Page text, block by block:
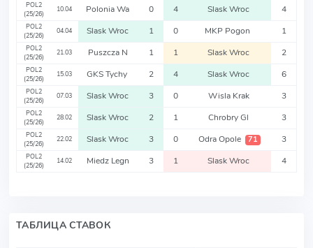
POL2
(25/26)
10.04 Polonia Wa 0 4 Slask Wroc 4
POL2
(25/26)
04.04 Slask Wroc 1 0 MKP Pogon 1
POL2
(25/26)
21.03 Puszcza N 1 1 Slask Wroc 2
POL2
(25/26)
15.03 GKS Tychy 2 4 Slask Wroc 6
POL2
(25/26)
07.03 Slask Wroc 3 0 Wisla Krak 3
POL2
(25/26)
28.02 Slask Wroc 2 1 Chrobry Gl 3
POL2
(25/26)
22.02 Slask Wroc 3 0 Odra Opole 71 3
POL2
(25/26)
14.02 Miedz Legn 3 1 Slask Wroc 4
ТАБЛИЦА СТАВОК